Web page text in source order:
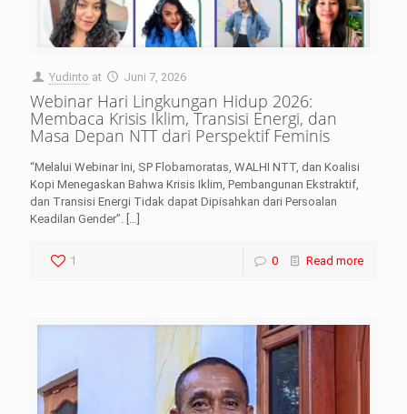
Yudinto at Juni 7, 2026
Webinar Hari Lingkungan Hidup 2026:
Membaca Krisis Iklim, Transisi Energi, dan
Masa Depan NTT dari Perspektif Feminis
“Melalui Webinar Ini, SP Flobamoratas, WALHI NTT, dan Koalisi
Kopi Menegaskan Bahwa Krisis Iklim, Pembangunan Ekstraktif,
dan Transisi Energi Tidak dapat Dipisahkan dari Persoalan
Keadilan Gender”.
1 0 Read more